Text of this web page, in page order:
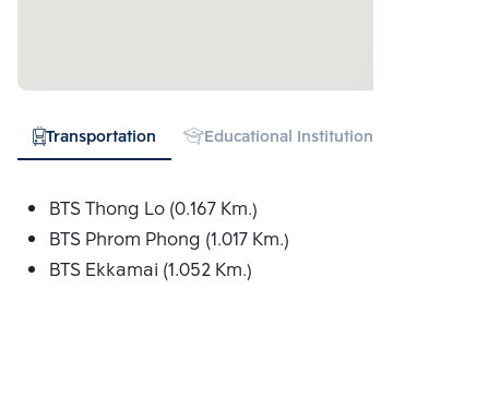
Transportation Educational Institution
BTS Thong Lo (0.167 Km.)
BTS Phrom Phong (1.017 Km.)
BTS Ekkamai (1.052 Km.)